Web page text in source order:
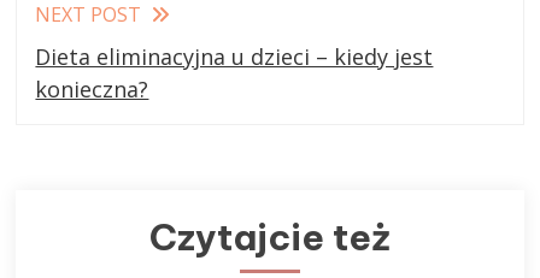
NEXT POST
Dieta eliminacyjna u dzieci – kiedy jest
konieczna?
Czytajcie też